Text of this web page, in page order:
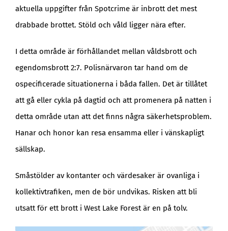
aktuella uppgifter från Spotcrime är inbrott det mest
drabbade brottet. Stöld och våld ligger nära efter.
I detta område är förhållandet mellan våldsbrott och
egendomsbrott 2:7. Polisnärvaron tar hand om de
ospecificerade situationerna i båda fallen. Det är tillåtet
att gå eller cykla på dagtid och att promenera på natten i
detta område utan att det finns några säkerhetsproblem.
Hanar och honor kan resa ensamma eller i vänskapligt
sällskap.
Småstölder av kontanter och värdesaker är ovanliga i
kollektivtrafiken, men de bör undvikas. Risken att bli
utsatt för ett brott i West Lake Forest är en på tolv.